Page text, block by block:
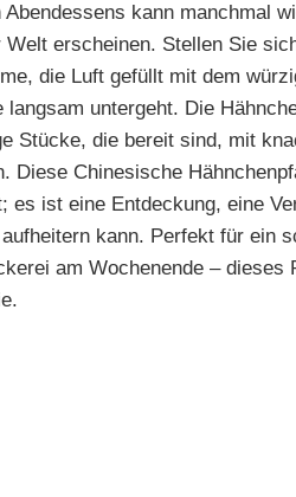
kann manchmal
erscheinen. Stellen Sie
die Luft gefüllt mit dem
langsam untergeht. Die
Stücke, die bereit sind, mit
Diese Chinesische
es ist eine Entdeckung, eine
kann. Perfekt für ein
am Wochenende – dieses